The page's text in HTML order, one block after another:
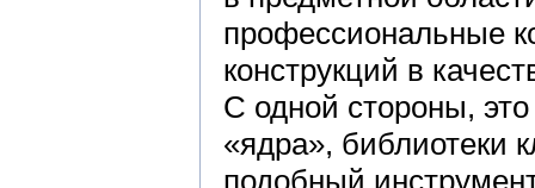
профессиональные
конструкций в
С одной стороны,
«ядра», библиотеки